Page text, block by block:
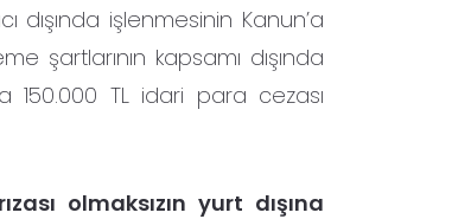
işlenmesinin Kanun’a
şartlarının kapsamı dışında
150.000 TL idari para cezası
olmaksızın yurt dışına